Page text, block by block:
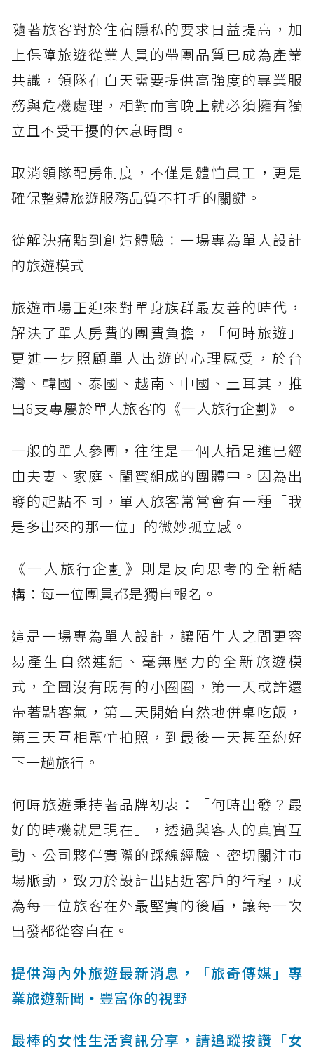
隨著旅客對於住宿隱私的要求日益提高，加
上保障旅遊從業人員的帶團品質已成為產業
共識，領隊在白天需要提供高強度的專業服
務與危機處理，相對而言晚上就必須擁有獨
立且不受干擾的休息時間。
取消領隊配房制度，不僅是體恤員工，更是
確保整體旅遊服務品質不打折的關鍵。
從解決痛點到創造體驗：一場專為單人設計
的旅遊模式
旅遊市場正迎來對單身族群最友善的時代，
解決了單人房費的團費負擔，「何時旅遊」
更進一步照顧單人出遊的心理感受，於台
灣、韓國、泰國、越南、中國、土耳其，推
出6支專屬於單人旅客的《一人旅行企劃》。
一般的單人參團，往往是一個人插足進已經
由夫妻、家庭、閨蜜組成的團體中。因為出
發的起點不同，單人旅客常常會有一種「我
是多出來的那一位」的微妙孤立感。
《一人旅行企劃》則是反向思考的全新結
構：每一位團員都是獨自報名。
這是一場專為單人設計，讓陌生人之間更容
易產生自然連結、毫無壓力的全新旅遊模
式，全團沒有既有的小圈圈，第一天或許還
帶著點客氣，第二天開始自然地併桌吃飯，
第三天互相幫忙拍照，到最後一天甚至約好
下一趟旅行。
何時旅遊秉持著品牌初衷：「何時出發？最
好的時機就是現在」，透過與客人的真實互
動、公司夥伴實際的踩線經驗、密切關注市
場脈動，致力於設計出貼近客戶的行程，成
為每一位旅客在外最堅實的後盾，讓每一次
出發都從容自在。
提供海內外旅遊最新消息，「旅奇傳媒」專
業旅遊新聞‧豐富你的視野
最棒的女性生活資訊分享，請追蹤按讚「女